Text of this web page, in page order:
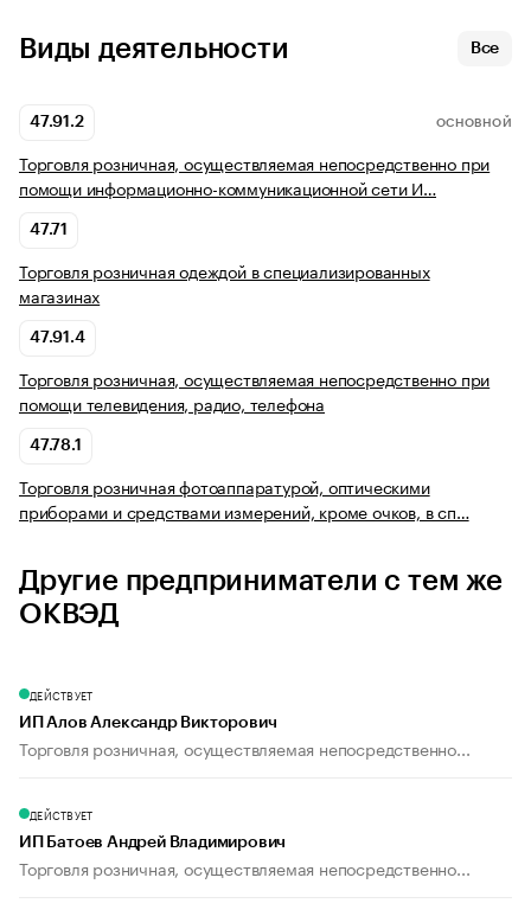
Виды деятельности Все
47.91.2 ОСНОВНОЙ
Торговля розничная, осуществляемая непосредственно при
помощи информационно-коммуникационной сети И…
47.71
Торговля розничная одеждой в специализированных
магазинах
47.91.4
Торговля розничная, осуществляемая непосредственно при
помощи телевидения, радио, телефона
47.78.1
Торговля розничная фотоаппаратурой, оптическими
приборами и средствами измерений, кроме очков, в сп…
Другие предприниматели с тем же
ОКВЭД
ДЕЙСТВУЕТ
ИП Алов Александр Викторович
Торговля розничная, осуществляемая непосредственно...
ДЕЙСТВУЕТ
ИП Батоев Андрей Владимирович
Торговля розничная, осуществляемая непосредственно...